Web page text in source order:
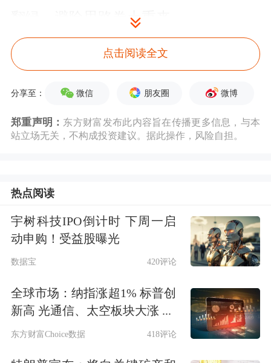
翻绿，避险思路卷土重来。
好在最后半小时，市场还是稳住了。
键。
今天，我们先拆解盘面。
上涨阶段，“大光”（大市值光模块）仍
是最强劲的行情发动机。
数据显示，上周五和本周一曾连续大跌
点击阅读全文
分享至： 微信 朋友圈 微博
郑重声明： 东方财富发布此内容旨在传播更多信息，与本
站立场无关，不构成投资建议。据此操作，风险自担。
热点阅读
宇树科技IPO倒计时 下周一启
动申购！受益股曝光
数据宝 420评论
全球市场：纳指涨超1% 标普创
新高 光通信、太空板块大涨 ...
东方财富Choice数据 418评论